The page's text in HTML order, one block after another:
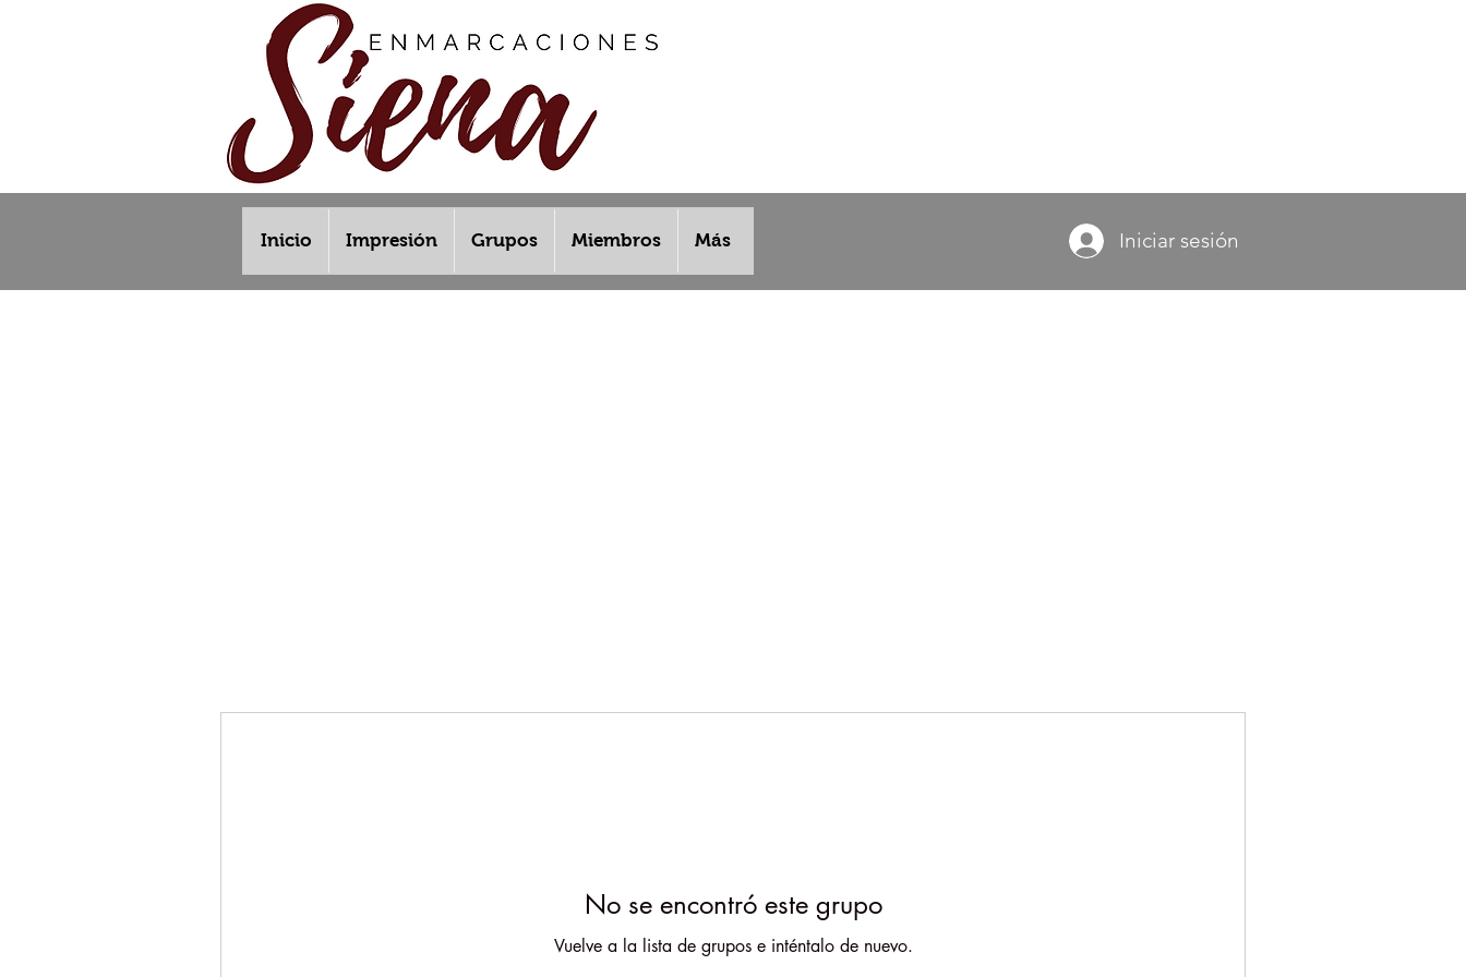
Inicio Impresión Grupos Miembros Más Iniciar sesión
No se encontró este grupo
Vuelve a la lista de grupos e inténtalo de nuevo.